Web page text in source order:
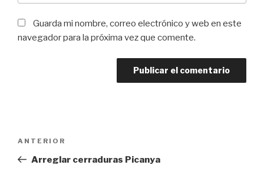
Guarda mi nombre, correo electrónico y web en este
navegador para la próxima vez que comente.
entradas
Entrada
anterior:
ANTERIOR
Arreglar cerraduras Picanya